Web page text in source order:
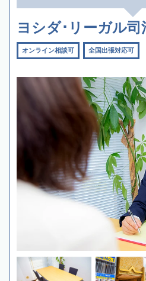
ヨシダ･リーガル司
オンライン相談可 全国出張対応可